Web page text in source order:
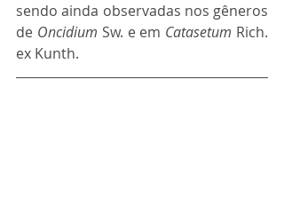
sendo ainda observadas nos gêneros
de Oncidium Sw. e em Catasetum Rich.
ex Kunth.